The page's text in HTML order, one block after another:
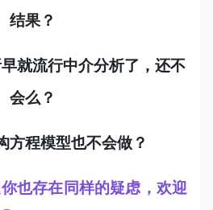
结果？
就流行中介分析了，还不
会么？
方程模型也不会做？
也存在同样的疑虑，欢迎